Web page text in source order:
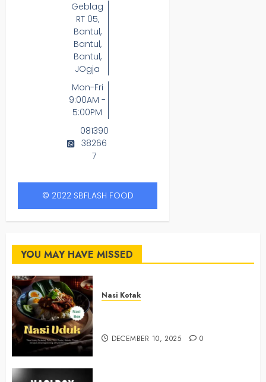
Geblag
RT 05,
Bantul,
Bantul,
Bantul,
JOgja
Mon-Fri
9:00AM -
5:00PM
081390
38266
7
© 2022 SBFLASH FOOD
YOU MAY HAVE MISSED
Nasi Kotak
DECEMBER 10, 2025 0